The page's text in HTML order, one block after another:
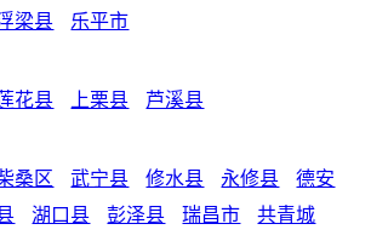
梁县 乐平市
花县 上栗县 芦溪县
桑区 武宁县 修水县 永修县
德安
湖口县 彭泽县 瑞昌市 共青城